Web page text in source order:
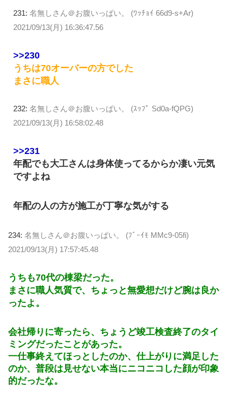
231: 名無しさん＠お腹いっぱい。 (ﾜｯﾁｮｲ 66d9-s+Ar)
2021/09/13(月) 16:36:47.56
>>230
うちは70オーバーの方でした
まさに職人
232: 名無しさん＠お腹いっぱい。 (ｽｯﾌﾟ Sd0a-fQPG)
2021/09/13(月) 16:58:02.48
>>231
年配でも大工さんは身体使ってるからか凄い元気
ですよね
年配の人の方が施工が丁寧な気がする
234: 名無しさん＠お腹いっぱい。 (ﾌﾞｰｲﾓ MMc9-05fi)
2021/09/13(月) 17:57:45.48
うちも70代の棟梁だった。
まさに職人気質で、ちょっと無愛想だけど腕は良か
ったよ。
会社帰りに寄ったら、ちょうど竣工検査終了のタイ
ミングだったことがあった。
一仕事終えてほっとしたのか、仕上がりに満足した
のか、普段は見せない本当にニコニコした顔が印象
的だったな。